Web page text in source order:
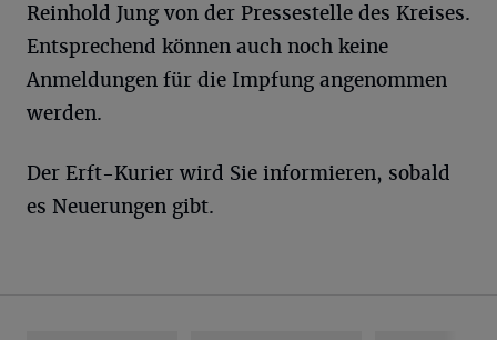
Reinhold Jung von der Pressestelle des Kreises.
Entsprechend können auch noch keine
Anmeldungen für die Impfung angenommen
werden.
Der Erft-Kurier wird Sie informieren, sobald
es Neuerungen gibt.